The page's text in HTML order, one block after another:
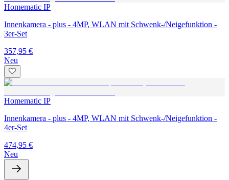
Homematic IP
Innenkamera - plus - 4MP, WLAN mit Schwenk-/Neigefunktion -
3er-Set
357,95 €
Neu
Homematic IP
Innenkamera - plus - 4MP, WLAN mit Schwenk-/Neigefunktion -
4er-Set
474,95 €
Neu